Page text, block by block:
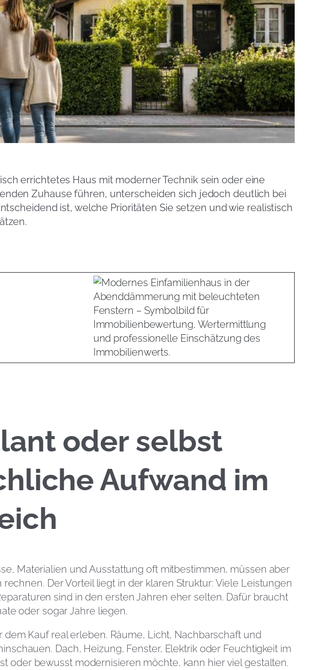
errichtetes Haus mit moderner Technik sein oder eine
Zuhause führen, unterscheiden sich jedoch deutlich bei
ist, welche Prioritäten Sie setzen und wie realistisch
oder selbst
Aufwand im
Materialien und Ausstattung oft mitbestimmen, müssen aber
Der Vorteil liegt in der klaren Struktur: Viele Leistungen
sind in den ersten Jahren eher selten. Dafür braucht
oder sogar Jahre liegen.
Kauf real erleben. Räume, Licht, Nachbarschaft und
Dach, Heizung, Fenster, Elektrik oder Feuchtigkeit im
oder bewusst modernisieren möchte, kann hier viel gestalten.